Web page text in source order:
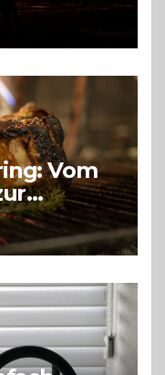
Vom
und